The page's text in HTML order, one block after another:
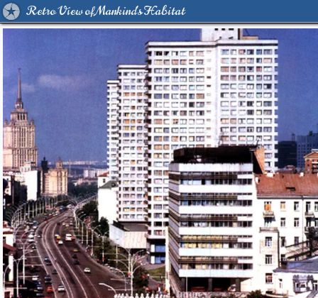
Retro View of Mankind's Habitat